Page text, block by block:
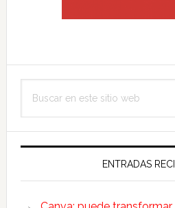
Barra
lateral
primaria
ENTRADAS